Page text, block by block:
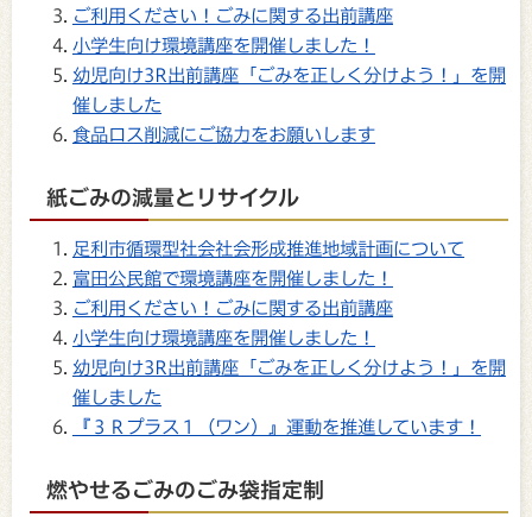
ご利用ください！ごみに関する出前講座
小学生向け環境講座を開催しました！
幼児向け3R出前講座「ごみを正しく分けよう！」を開
催しました
食品ロス削減にご協力をお願いします
紙ごみの減量とリサイクル
足利市循環型社会社会形成推進地域計画について
富田公民館で環境講座を開催しました！
ご利用ください！ごみに関する出前講座
小学生向け環境講座を開催しました！
幼児向け3R出前講座「ごみを正しく分けよう！」を開
催しました
『３Ｒプラス１（ワン）』運動を推進しています！
燃やせるごみのごみ袋指定制